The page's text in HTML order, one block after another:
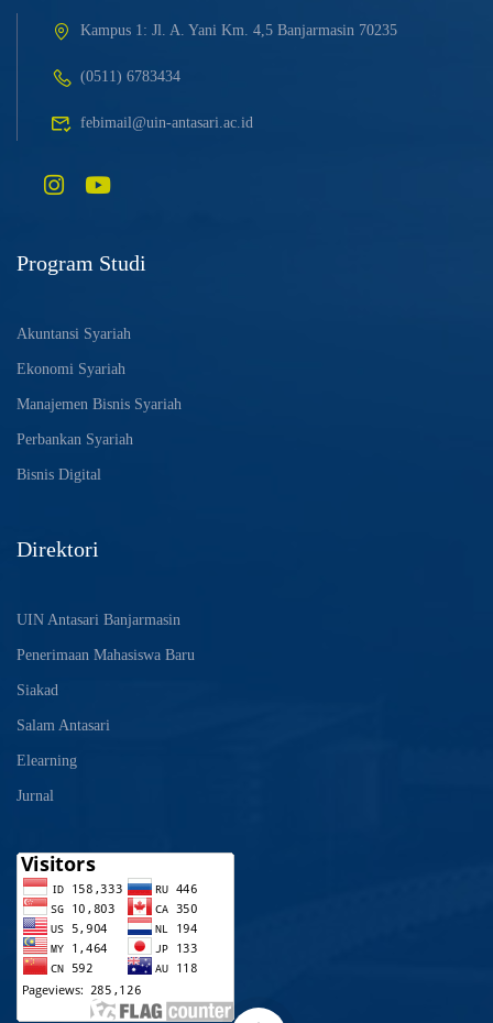
Kampus 1: Jl. A. Yani Km. 4,5 Banjarmasin 70235
(0511) 6783434
febimail@uin-antasari.ac.id
Program Studi
Akuntansi Syariah
Ekonomi Syariah
Manajemen Bisnis Syariah
Perbankan Syariah
Bisnis Digital
Direktori
UIN Antasari Banjarmasin
Penerimaan Mahasiswa Baru
Siakad
Salam Antasari
Elearning
Jurnal